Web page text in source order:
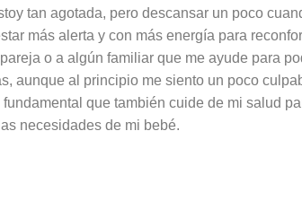
tan agotada, pero descansar un poco
más alerta y con más energía para
o a algún familiar que me ayude para
aunque al principio me siento un poco
que también cuide de mi salud
necesidades de mi bebé.